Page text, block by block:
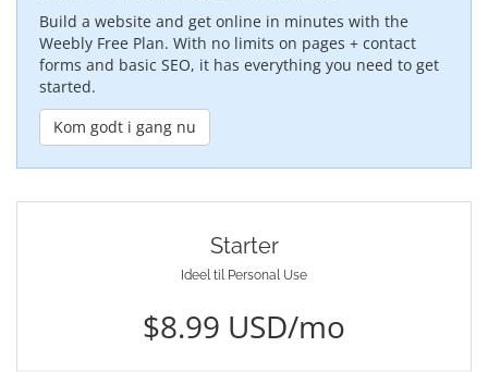
Build a website and get online in minutes with the
Weebly Free Plan. With no limits on pages + contact
forms and basic SEO, it has everything you need to get
started.
Kom godt i gang nu
Starter
Ideel til Personal Use
$8.99 USD/mo